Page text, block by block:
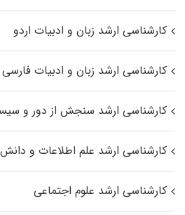
کارشناسی ارشد زبان و ادبیات اردو
کارشناسی ارشد زبان و ادبیات فارسی
کارشناسی ارشد سنجش از دور و
کارشناسی ارشد علم اطلاعات و
کارشناسی ارشد علوم اجتماعی